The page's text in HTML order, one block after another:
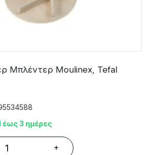
Μπλέντερ Moulinex, Tefal
έως 3 ημέρες
+